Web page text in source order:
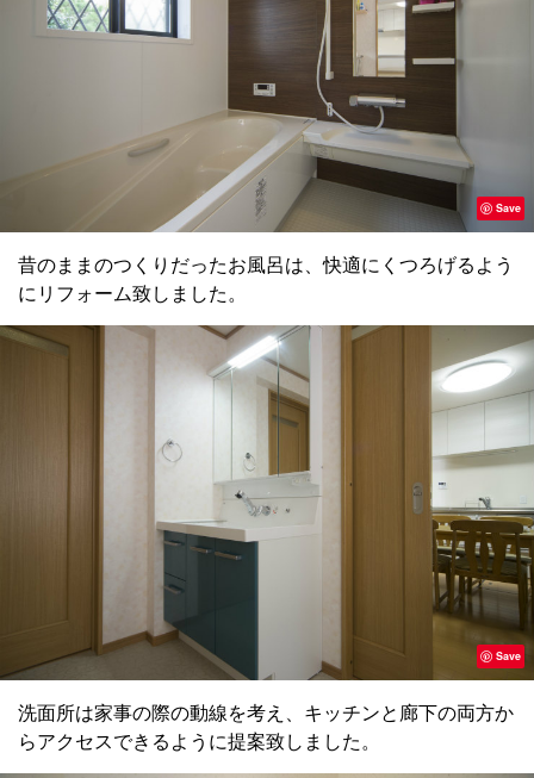
Save
昔のままのつくりだったお風呂は、快適にくつろげるよう
にリフォーム致しました。
Save
洗面所は家事の際の動線を考え、キッチンと廊下の両方か
らアクセスできるように提案致しました。